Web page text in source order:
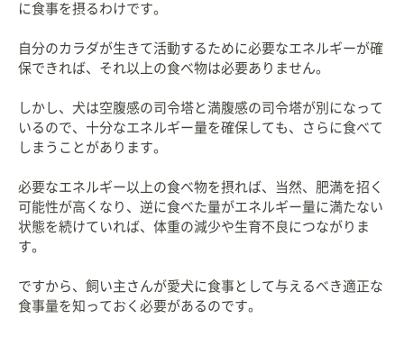
に食事を摂るわけです。
自分のカラダが生きて活動するために必要なエネルギーが確
保できれば、それ以上の食べ物は必要ありません。
しかし、犬は空腹感の司令塔と満腹感の司令塔が別になって
いるので、十分なエネルギー量を確保しても、さらに食べて
しまうことがあります。
必要なエネルギー以上の食べ物を摂れば、当然、肥満を招く
可能性が高くなり、逆に食べた量がエネルギー量に満たない
状態を続けていれば、体重の減少や生育不良につながりま
す。
ですから、飼い主さんが愛犬に食事として与えるべき適正な
食事量を知っておく必要があるのです。